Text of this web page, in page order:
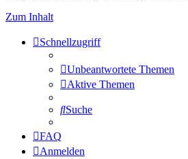
Zum Inhalt
Schnellzugriff
Unbeantwortete Themen
Aktive Themen
Suche
FAQ
Anmelden